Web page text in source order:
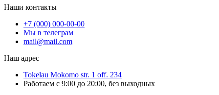
Наши контакты
+7 (000) 000-00-00
Мы в телеграм
mail@mail.com
Наш адрес
Tokelau Mokomo str. 1 off. 234
Работаем с 9:00 до 20:00, без выходных